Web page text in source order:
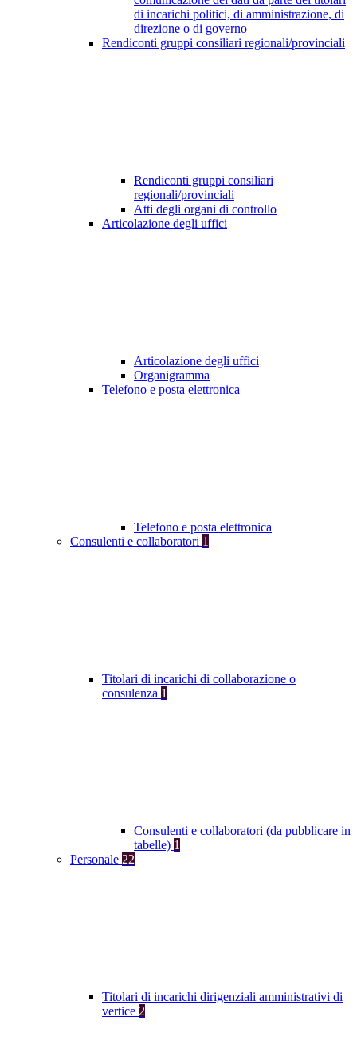
di incarichi politici, di amministrazione, di
direzione o di governo
Rendiconti gruppi consiliari regionali/provinciali
Rendiconti gruppi consiliari
regionali/provinciali
Atti degli organi di controllo
Articolazione degli uffici
Articolazione degli uffici
Organigramma
Telefono e posta elettronica
Telefono e posta elettronica
Consulenti e collaboratori 1
Titolari di incarichi di collaborazione o
consulenza 1
Consulenti e collaboratori (da pubblicare in
tabelle) 1
Personale 22
Titolari di incarichi dirigenziali amministrativi di
vertice 2